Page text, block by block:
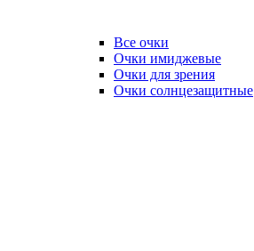
Все очки
Очки имиджевые
Очки для зрения
Очки солнцезащитные